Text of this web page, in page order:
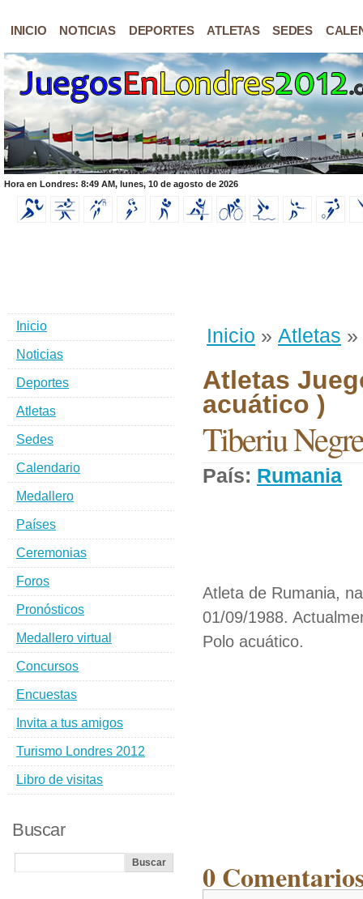
INICIO NOTICIAS DEPORTES ATLETAS SEDES
Hora en Londres: 8:49 AM, lunes, 10 de agosto de 2026
Inicio » Atletas »
Atletas
acuático )
Tiberiu
País: Rumania
Atleta de Rumania,
01/09/1988.
Polo acuático.
0
Inicio
Noticias
Deportes
Atletas
Sedes
Calendario
Medallero
Países
Ceremonias
Foros
Pronósticos
Medallero virtual
Concursos
Encuestas
Invita a tus amigos
Turismo Londres 2012
Libro de visitas
Buscar